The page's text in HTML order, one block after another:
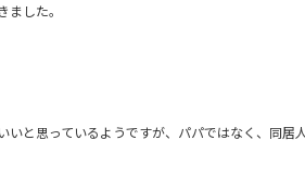
した。
と思っているようですが、パパではなく、同居